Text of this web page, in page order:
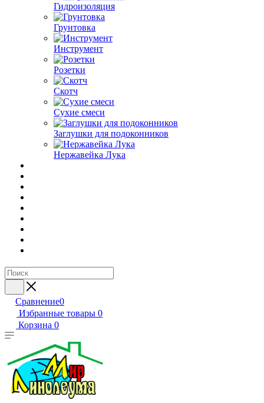
Гидроизоляция
Грунтовка
Инструмент
Розетки
Скотч
Сухие смеси
Заглушки для подоконников
Нержавейка Лука
Сравнение0
Избранные товары 0
Корзина 0